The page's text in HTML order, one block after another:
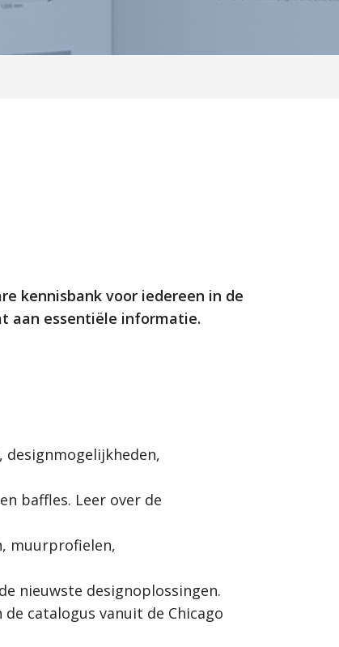
kennisbank voor iedereen in de
aan essentiële informatie.
baffles. Leer over de
muurprofielen,
nieuwste designoplossingen.
catalogus vanuit de Chicago